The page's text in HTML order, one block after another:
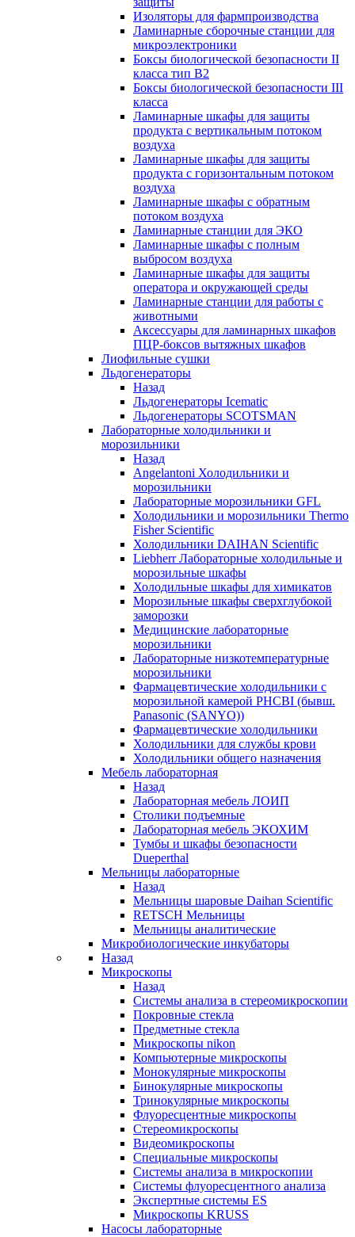
Изоляторы для фармпроизводства
Ламинарные сборочные станции для
микроэлектроники
Боксы биологической безопасности II
класса тип B2
Боксы биологической безопасности III
класса
Ламинарные шкафы для защиты
продукта с вертикальным потоком
воздуха
Ламинарные шкафы для защиты
продукта с горизонтальным потоком
воздуха
Ламинарные шкафы с обратным
потоком воздуха
Ламинарные станции для ЭКО
Ламинарные шкафы с полным
выбросом воздуха
Ламинарные шкафы для защиты
оператора и окружающей среды
Ламинарные станции для работы с
животными
Аксессуары для ламинарных шкафов
ПЦР-боксов вытяжных шкафов
Лиофильные сушки
Льдогенераторы
Назад
Льдогенераторы Icematic
Льдогенераторы SCOTSMAN
Лабораторные холодильники и
морозильники
Назад
Angelantoni Холодильники и
морозильники
Лабораторные морозильники GFL
Холодильники и морозильники Thermo
Fisher Scientific
Холодильники DAIHAN Scientific
Liebherr Лабораторные холодильные и
морозильные шкафы
Холодильные шкафы для химикатов
Морозильные шкафы сверхглубокой
заморозки
Медицинские лабораторные
морозильники
Лабораторные низкотемпературные
морозильники
Фармацевтические холодильники с
морозильной камерой PHCBI (бывш.
Panasonic (SANYO))
Фармацевтические холодильники
Холодильники для службы крови
Холодильники общего назначения
Мебель лабораторная
Назад
Лабораторная мебель ЛОИП
Столики подъемные
Лабораторная мебель ЭКОХИМ
Тумбы и шкафы безопасности
Dueperthal
Мельницы лабораторные
Назад
Мельницы шаровые Daihan Scientific
RETSCH Мельницы
Мельницы аналитические
Микробиологические инкубаторы
Назад
Микроскопы
Назад
Системы анализа в стереомикроскопии
Покровные стекла
Предметные стекла
Микроскопы nikon
Компьютерные микроскопы
Монокулярные микроскопы
Бинокулярные микроскопы
Тринокулярные микроскопы
Флуоресцентные микроскопы
Стереомикроскопы
Видеомикроскопы
Специальные микроскопы
Системы анализа в микроскопии
Системы флуоресцентного анализа
Экспертные системы ES
Микроскопы KRUSS
Насосы лабораторные